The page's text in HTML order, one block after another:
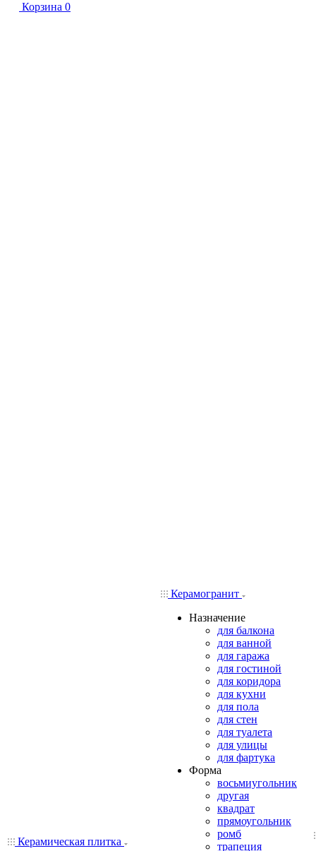
Корзина 0
Керамическая плитка
Керамогранит
Назначение
для балкона
для ванной
для гаража
для гостиной
для коридора
для кухни
для пола
для стен
для туалета
для улицы
для фартука
Форма
восьмиугольник
другая
квадрат
прямоугольник
ромб
трапеция